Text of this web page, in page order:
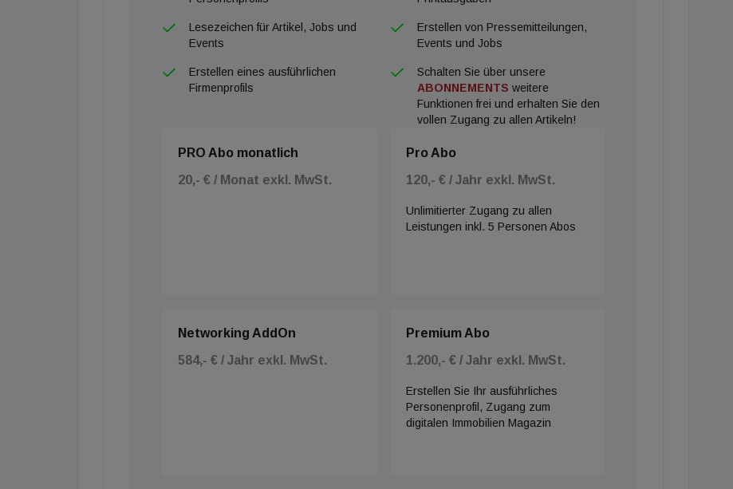
Lesezeichen für Artikel, Jobs und
Events
Erstellen von Pressemitteilungen,
Events und Jobs
Erstellen eines ausführlichen
Firmenprofils
Schalten Sie über unsere
ABONNEMENTS weitere
Funktionen frei und erhalten Sie den
vollen Zugang zu allen Artikeln!
PRO Abo monatlich
20,- € / Monat exkl. MwSt.
Pro Abo
120,- € / Jahr exkl. MwSt.
Unlimitierter Zugang zu allen
Leistungen inkl. 5 Personen Abos
Networking AddOn
584,- € / Jahr exkl. MwSt.
Premium Abo
1.200,- € / Jahr exkl. MwSt.
Erstellen Sie Ihr ausführliches
Personenprofil, Zugang zum
digitalen Immobilien Magazin